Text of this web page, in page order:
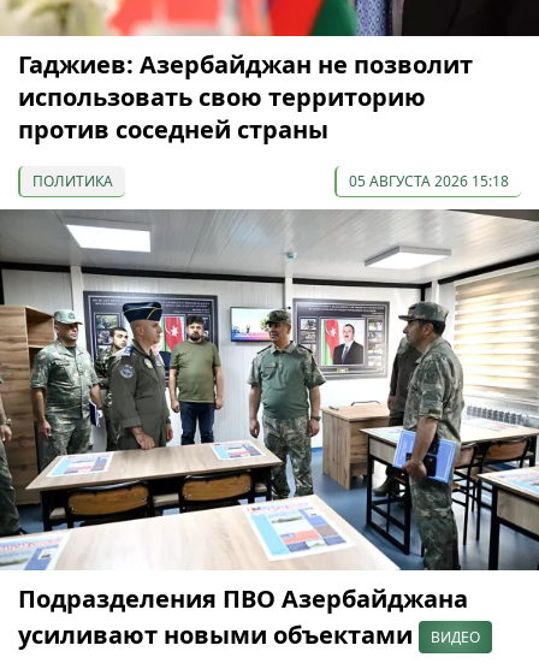
Гаджиев: Азербайджан не позволит
использовать свою территорию
против соседней страны
ПОЛИТИКА 05 АВГУСТА 2026 15:18
Подразделения ПВО Азербайджана
усиливают новыми объектами
ВИДЕО